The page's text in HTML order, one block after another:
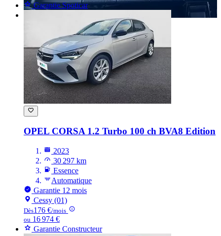
Garantie Spoticar
OPEL CORSA 1.2 Turbo 100 ch BVA8 Edition
2023
30 297 km
Essence
Automatique
Garantie 12 mois
Cessy (01)
Dès176 €/mois
ou 16 974 €
Garantie Constructeur